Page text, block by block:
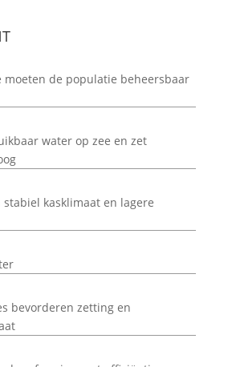
moeten de populatie beheersbaar
water op zee en zet
stabiel kasklimaat en lagere
bevorderen zetting en